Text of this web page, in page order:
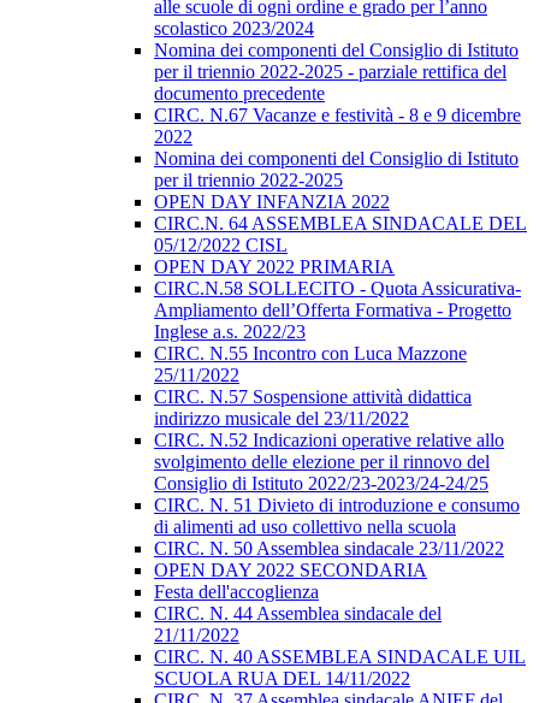
alle scuole di ogni ordine e grado per l’anno
scolastico 2023/2024
Nomina dei componenti del Consiglio di Istituto
per il triennio 2022-2025 - parziale rettifica del
documento precedente
CIRC. N.67 Vacanze e festività - 8 e 9 dicembre
2022
Nomina dei componenti del Consiglio di Istituto
per il triennio 2022-2025
OPEN DAY INFANZIA 2022
CIRC.N. 64 ASSEMBLEA SINDACALE DEL
05/12/2022 CISL
OPEN DAY 2022 PRIMARIA
CIRC.N.58 SOLLECITO - Quota Assicurativa-
Ampliamento dell’Offerta Formativa - Progetto
Inglese a.s. 2022/23
CIRC. N.55 Incontro con Luca Mazzone
25/11/2022
CIRC. N.57 Sospensione attività didattica
indirizzo musicale del 23/11/2022
CIRC. N.52 Indicazioni operative relative allo
svolgimento delle elezione per il rinnovo del
Consiglio di Istituto 2022/23-2023/24-24/25
CIRC. N. 51 Divieto di introduzione e consumo
di alimenti ad uso collettivo nella scuola
CIRC. N. 50 Assemblea sindacale 23/11/2022
OPEN DAY 2022 SECONDARIA
Festa dell'accoglienza
CIRC. N. 44 Assemblea sindacale del
21/11/2022
CIRC. N. 40 ASSEMBLEA SINDACALE UIL
SCUOLA RUA DEL 14/11/2022